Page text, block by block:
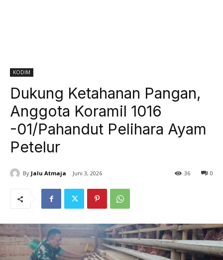
KODIM
Dukung Ketahanan Pangan,
Anggota Koramil 1016
-01/Pahandut Pelihara Ayam
Petelur
By Jalu Atmaja Juni 3, 2026 0
36